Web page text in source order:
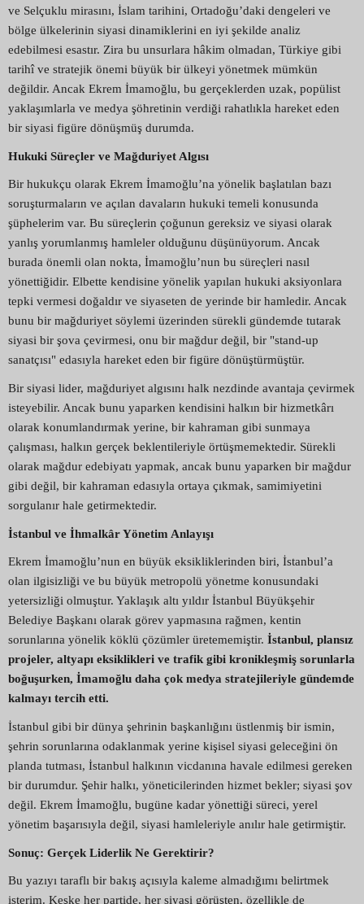
ve Selçuklu mirasını, İslam tarihini, Ortadoğu’daki dengeleri ve
bölge ülkelerinin siyasi dinamiklerini en iyi şekilde analiz
edebilmesi esastır. Zira bu unsurlara hâkim olmadan, Türkiye gibi
tarihî ve stratejik önemi büyük bir ülkeyi yönetmek mümkün
değildir. Ancak Ekrem İmamoğlu, bu gerçeklerden uzak, popülist
yaklaşımlarla ve medya şöhretinin verdiği rahatlıkla hareket eden
bir siyasi figüre dönüşmüş durumda.
Hukuki Süreçler ve Mağduriyet Algısı
Bir hukukçu olarak Ekrem İmamoğlu’na yönelik başlatılan bazı
soruşturmaların ve açılan davaların hukuki temeli konusunda
şüphelerim var. Bu süreçlerin çoğunun gereksiz ve siyasi olarak
yanlış yorumlanmış hamleler olduğunu düşünüyorum. Ancak
burada önemli olan nokta, İmamoğlu’nun bu süreçleri nasıl
yönettiğidir. Elbette kendisine yönelik yapılan hukuki aksiyonlara
tepki vermesi doğaldır ve siyaseten de yerinde bir hamledir. Ancak
bunu bir mağduriyet söylemi üzerinden sürekli gündemde tutarak
siyasi bir şova çevirmesi, onu bir mağdur değil, bir "stand-up
sanatçısı" edasıyla hareket eden bir figüre dönüştürmüştür.
Bir siyasi lider, mağduriyet algısını halk nezdinde avantaja çevirmek
isteyebilir. Ancak bunu yaparken kendisini halkın bir hizmetkârı
olarak konumlandırmak yerine, bir kahraman gibi sunmaya
çalışması, halkın gerçek beklentileriyle örtüşmemektedir. Sürekli
olarak mağdur edebiyatı yapmak, ancak bunu yaparken bir mağdur
gibi değil, bir kahraman edasıyla ortaya çıkmak, samimiyetini
sorgulanır hale getirmektedir.
İstanbul ve İhmalkâr Yönetim Anlayışı
Ekrem İmamoğlu’nun en büyük eksikliklerinden biri, İstanbul’a
olan ilgisizliği ve bu büyük metropolü yönetme konusundaki
yetersizliği olmuştur. Yaklaşık altı yıldır İstanbul Büyükşehir
Belediye Başkanı olarak görev yapmasına rağmen, kentin
sorunlarına yönelik köklü çözümler üretememiştir. İstanbul, plansız
projeler, altyapı eksiklikleri ve trafik gibi kronikleşmiş sorunlarla
boğuşurken, İmamoğlu daha çok medya stratejileriyle gündemde
kalmayı tercih etti.
İstanbul gibi bir dünya şehrinin başkanlığını üstlenmiş bir ismin,
şehrin sorunlarına odaklanmak yerine kişisel siyasi geleceğini ön
planda tutması, İstanbul halkının vicdanına havale edilmesi gereken
bir durumdur. Şehir halkı, yöneticilerinden hizmet bekler; siyasi şov
değil. Ekrem İmamoğlu, bugüne kadar yönettiği süreci, yerel
yönetim başarısıyla değil, siyasi hamleleriyle anılır hale getirmiştir.
Sonuç: Gerçek Liderlik Ne Gerektirir?
Bu yazıyı taraflı bir bakış açısıyla kaleme almadığımı belirtmek
isterim. Keşke her partide, her siyasi görüşten, özellikle de